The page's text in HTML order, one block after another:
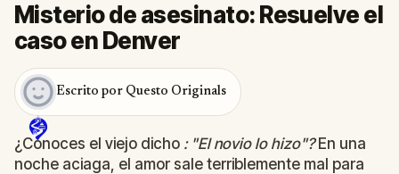
Misterio de asesinato: Resuelve el
caso en Denver
Escrito por Questo Originals
¿Conoces el viejo dicho : "El novio lo hizo"?En una
noche aciaga, el amor sale terriblemente mal para